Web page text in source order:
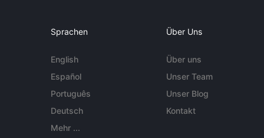
Sprachen
English
Español
Português
Deutsch
Mehr ...
Über Uns
Über uns
Unser Team
Unser Blog
Kontakt